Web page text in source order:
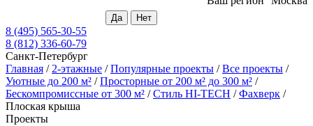
8 (495) 565-30-55
8 (812) 336-60-79
Санкт-Петербург
Главная / 2-этажные /Популярные проекты /Все проекты /
Уютные до 200 м² /Просторные от 200 м² до 300 м² /
Бескомпромиссные от 300 м² /Стиль HI-TECH /Фахверк /
Плоская крыша
Проекты